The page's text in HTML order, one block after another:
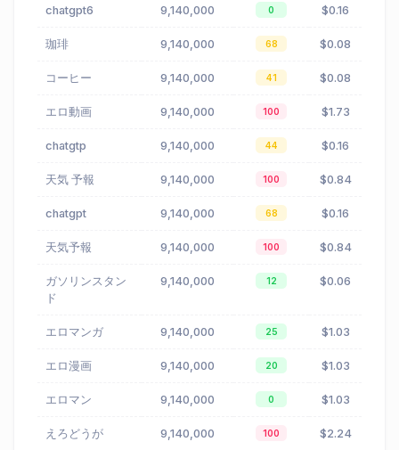
chatgpt6 9,140,000 0 $0.16
珈琲 9,140,000 68 $0.08
コーヒー 9,140,000 41 $0.08
エロ動画 9,140,000 100 $1.73
chatgtp 9,140,000 44 $0.16
天気 予報 9,140,000 100 $0.84
chatgpt 9,140,000 68 $0.16
天気予報 9,140,000 100 $0.84
ガソリンスタン
ド
9,140,000 12 $0.06
エロマンガ 9,140,000 25 $1.03
エロ漫画 9,140,000 20 $1.03
エロマン 9,140,000 0 $1.03
えろどうが 9,140,000 100 $2.24